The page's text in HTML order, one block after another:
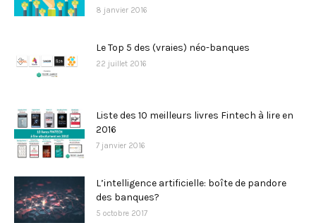
8 janvier 2016
Le Top 5 des (vraies) néo-banques
22 juillet 2016
Liste des 10 meilleurs livres Fintech à lire en
2016
7 janvier 2016
L’intelligence artificielle: boîte de pandore
des banques?
5 octobre 2017